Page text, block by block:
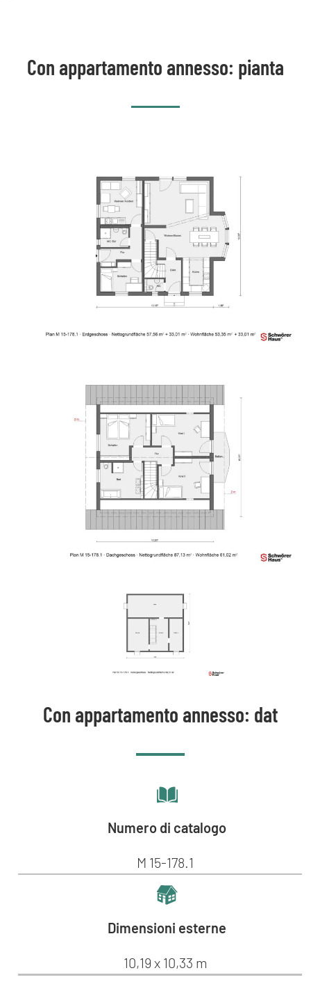
Con appartamento annesso: pianta
Con appartamento annesso: dat
Numero di catalogo
M 15-178.1
Dimensioni esterne
10,19 x 10,33 m